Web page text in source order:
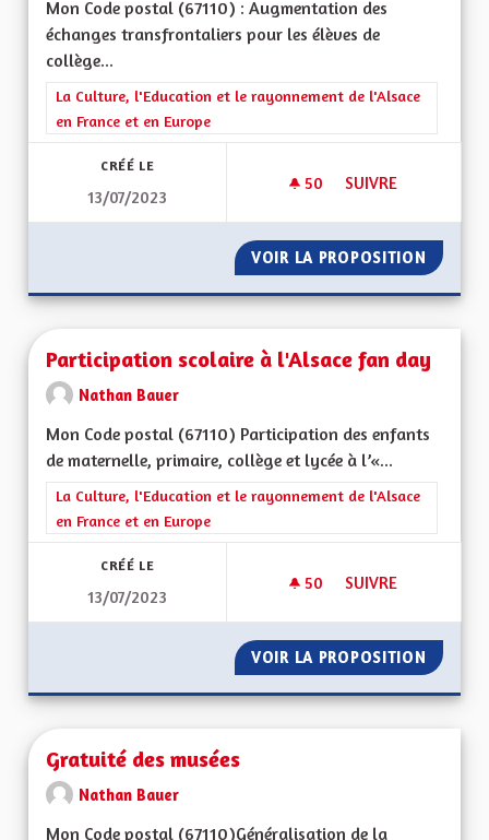
Mon Code postal (67110) : Augmentation des
échanges transfrontaliers pour les élèves de
collège...
Filtrer les résultats de la catégorie : La Culture, l'Education et
La Culture, l'Education et le rayonnement de l'Alsace
en France et en Europe
CRÉÉ LE
13/07/2023
50 50 ABONNÉS
SUIVRE
VOIR LA PROPOSITION
Participation scolaire à l'Alsace fan day
Nathan Bauer
Mon Code postal (67110) Participation des enfants
de maternelle, primaire, collège et lycée à l’«...
Filtrer les résultats de la catégorie : La Culture, l'Education et
La Culture, l'Education et le rayonnement de l'Alsace
en France et en Europe
CRÉÉ LE
13/07/2023
50 50 ABONNÉS
SUIVRE
VOIR LA PROPOSITION
Gratuité des musées
Nathan Bauer
Mon Code postal (67110)Généralisation de la